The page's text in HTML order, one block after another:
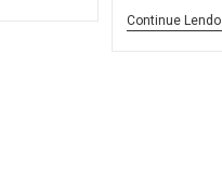
Continue Lendo